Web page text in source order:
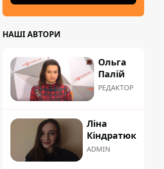
НАШІ АВТОРИ
Ольга
Палій
РЕДАКТОР
Ліна
Кіндратюк
ADMIN